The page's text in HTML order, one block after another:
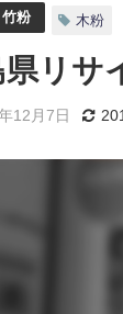
粉 木粉
県リサ
12月7日